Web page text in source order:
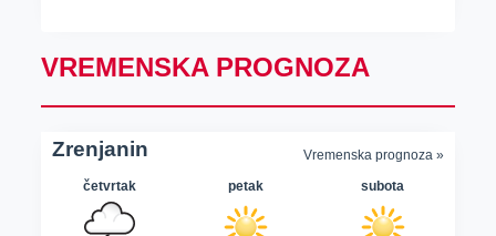
VREMENSKA PROGNOZA